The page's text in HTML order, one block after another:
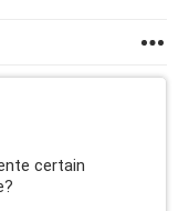
certain